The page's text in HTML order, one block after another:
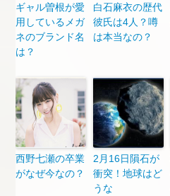
ギャル曽根が愛
用しているメガ
ネのブランド名
は？
白石麻衣の歴代
彼氏は4人？噂
は本当なの？
西野七瀬の卒業
がなぜ今なの？
2月16日隕石が
衝突！地球はど
うな